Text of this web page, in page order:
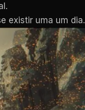
existir uma um dia.